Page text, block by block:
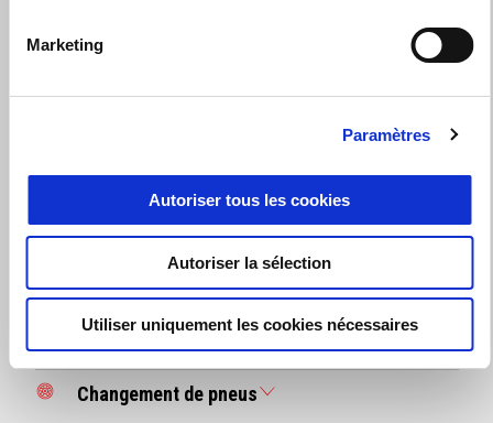
Marketing
Paramètres
Autoriser tous les cookies
Autoriser la sélection
Utiliser uniquement les cookies nécessaires
Véhicule de courtoisie
Préparation au contrôle technique
Services d’assurance et services financiers
Entretien à domicile
Accessoires d'origine
Révision
Pièces d'origine
Changement de pneus